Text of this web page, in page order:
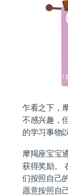
乍看之下，
不感兴趣，
的学习事物
摩羯座宝宝
获得奖励。
们按照自己
愿意按照自